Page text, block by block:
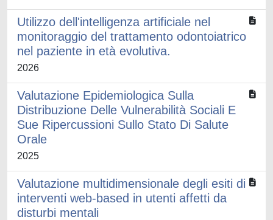
Utilizzo dell'intelligenza artificiale nel
monitoraggio del trattamento odontoiatrico
nel paziente in età evolutiva.
2026
Valutazione Epidemiologica Sulla
Distribuzione Delle Vulnerabilità Sociali E
Sue Ripercussioni Sullo Stato Di Salute
Orale
2025
Valutazione multidimensionale degli esiti di
interventi web-based in utenti affetti da
disturbi mentali